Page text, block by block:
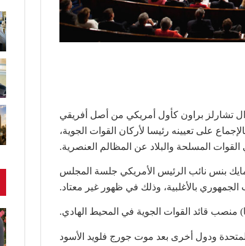
تشارلز براون كأول أمريكي من أصل أفريقي
على تعيينه رئيسا لأركان القوات الجوية،
المسلحة والبلاد عن المظالم العنصرية.
ورأس مايك بنس نائب الرئيس الأمريكي جلسة المجلس
الجمهوري بالأغلبية، وذلك في ظهور غير معتاد.
ودول أخرى بعد موت جورج فلويد الأسود